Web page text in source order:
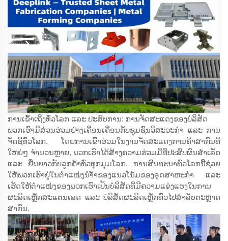
ການເຂົ້າເຖິງທົ່ວໂລກ ແລະ ປະສົບການ: ການຈັດສະແດງຂອງບໍລິສັດ
ພວກເຮົາມີສ່ວນຮ່ວມຢ່າງເຄື່ອນເຄື່ອນກັບຊຸມຊົນວິສະວະກຳ ແລະ ການ
ຈັດຊື້ທົ່ວໂລກ. ໂດຍການເຂົ້າຮ່ວມໃນງານຈັດສະແດງການຄ້າສາກົນທີ່
ໃຫຍ່ໆ ຈຳນວນຫຼາຍ, ພວກເຮົາໄດ້ສ້າງຄວາມຮ່ວມມືທີ່ປະສົບຜົນສຳເລັດ
ແລະ ຍືນຍາວກັບລູກຄ້າທົ່ວທຸກມຸມໂລກ. ການສົນທະນາທົ່ວໂລກນີ້ຊ່ວຍ
ໃຫ້ພວກເຮົາຢູ່ໃນຕຳແໜ່ງນຳ້້າຂອງແນວໂນ້ມຂອງອຸດສາຫະກຳ ແລະ
ເຮັດໃຫ້ຕຳແໜ່ງຂອງພວກເຮົາເປັນບໍລິສັດທີ່ມີຄວາມແຂ່ງແຮງໃນການ
ຜະລິດເຫຼັກສະແຕນເລດ ແລະ ບໍລິສັດຜະລິດເຫຼັກທົ່ວໄປສຳລັບຕະຫຼາດ
ສາກົນ.